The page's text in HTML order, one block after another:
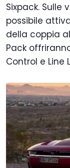
Sixpack. Sulle
possibile
della coppia
Pack
Control e Line